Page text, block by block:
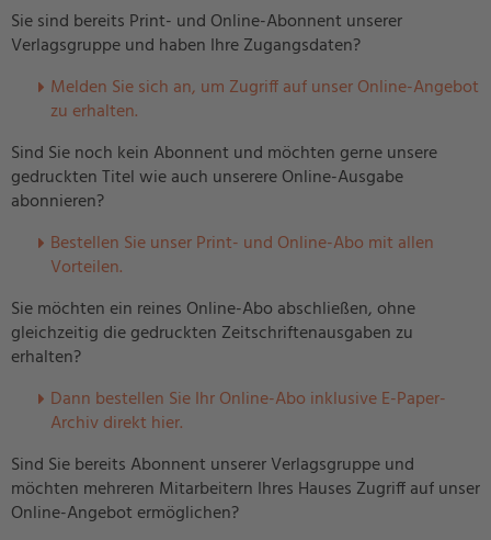
Sie sind bereits Print- und Online-Abonnent unserer
Verlagsgruppe und haben Ihre Zugangsdaten?
Melden Sie sich an, um Zugriff auf unser Online-Angebot
zu erhalten.
Sind Sie noch kein Abonnent und möchten gerne unsere
gedruckten Titel wie auch unserere Online-Ausgabe
abonnieren?
Bestellen Sie unser Print- und Online-Abo mit allen
Vorteilen.
Sie möchten ein reines Online-Abo abschließen, ohne
gleichzeitig die gedruckten Zeitschriftenausgaben zu
erhalten?
Dann bestellen Sie Ihr Online-Abo inklusive E-Paper-
Archiv direkt hier.
Sind Sie bereits Abonnent unserer Verlagsgruppe und
möchten mehreren Mitarbeitern Ihres Hauses Zugriff auf unser
Online-Angebot ermöglichen?